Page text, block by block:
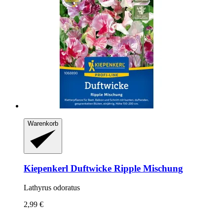
Warenkorb
Kiepenkerl Duftwicke Ripple Mischung
Lathyrus odoratus
2,99 €